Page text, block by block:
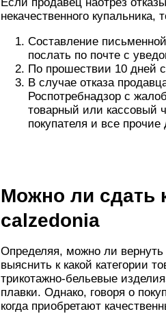
некачественного
Составление
послать по почте с
По прошествии 10 дней
В случае отказа
Роспотребнадзор с
товарный или кассовый
покупателя и все
Можно ли сдать
calzedonia
Определяя, можно ли вернуть
выяснить к какой категории
трикотажно-бельевые
плавки. Однако, говоря о
когда приобретают